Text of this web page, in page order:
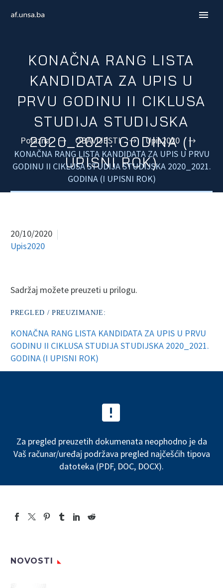
ENGLISH
KONAČNA RANG LISTA
KANDIDATA ZA UPIS U
PRVU GODINU II CIKLUSA
STUDIJA STUDIJSKA
2020_2021. GODINA (I
UPISNI ROK)
Polazna OBAVIJESTI
Upis2020
KONAČNA RANG LISTA KANDIDATA ZA UPIS U PRVU
GODINU II CIKLUSA STUDIJA STUDIJSKA 2020_2021.
GODINA (I UPISNI ROK)
20/10/2020
Upis2020
Sadržaj možete preuzeti u prilogu.
PREGLED / PREUZIMANJE:
KONAČNA RANG LISTA KANDIDATA ZA UPIS U PRVU
GODINU II CIKLUSA STUDIJA STUDIJSKA 2020_2021.
GODINA (I UPISNI ROK)


Za pregled preuzetih dokumenata neophodno je da
Vaš računar/uređaj podržava pregled najčešćih tipova
datoteka (PDF, DOC, DOCX).
NOVOSTI